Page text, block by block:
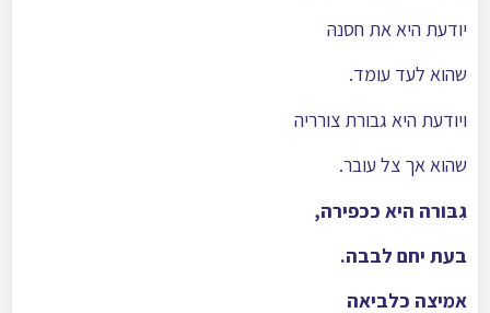
יודעת היא את חסנהּ
שהוא לעד עומד.
ויודעת היא גבורת צורריה
שהוא אך צל עובר.
גִבּוֺרה היא ככפירה,
בעת יחם לבבה.
אמיצה כלביאה